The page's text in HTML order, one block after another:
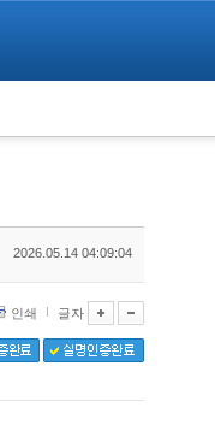
2026.05.14 04:09:04
인쇄 글자